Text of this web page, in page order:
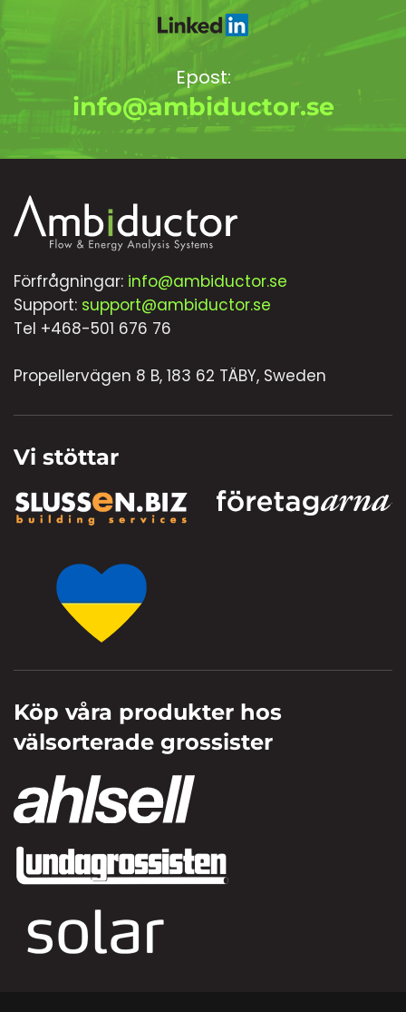
Epost:
info@ambiductor.se
Förfrågningar: info@ambiductor.se
Support: support@ambiductor.se
Tel +468-501 676 76
Propellervägen 8 B, 183 62 TÄBY, Sweden
Vi stöttar
Köp våra produkter hos
välsorterade grossister